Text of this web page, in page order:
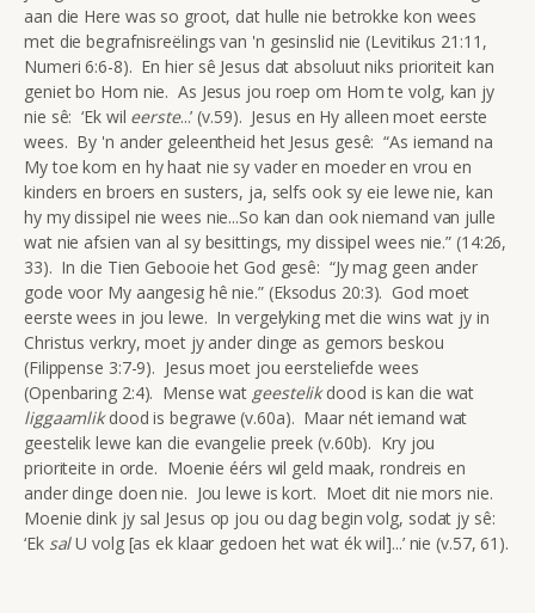
aan die Here was so groot, dat hulle nie betrokke kon wees
met die begrafnisreëlings van 'n gesinslid nie (Levitikus 21:11,
Numeri 6:6-8). En hier sê Jesus dat absoluut niks prioriteit kan
geniet bo Hom nie. As Jesus jou roep om Hom te volg, kan jy
nie sê: ‘Ek wil eerste...’ (v.59). Jesus en Hy alleen moet eerste
wees. By 'n ander geleentheid het Jesus gesê: “As iemand na
My toe kom en hy haat nie sy vader en moeder en vrou en
kinders en broers en susters, ja, selfs ook sy eie lewe nie, kan
hy my dissipel nie wees nie...So kan dan ook niemand van julle
wat nie afsien van al sy besittings, my dissipel wees nie.” (14:26,
33). In die Tien Gebooie het God gesê: “Jy mag geen ander
gode voor My aangesig hê nie.” (Eksodus 20:3). God moet
eerste wees in jou lewe. In vergelyking met die wins wat jy in
Christus verkry, moet jy ander dinge as gemors beskou
(Filippense 3:7-9). Jesus moet jou eersteliefde wees
(Openbaring 2:4). Mense wat geestelikdood is kan die wat
liggaamlikdood is begrawe (v.60a). Maar nét iemand wat
geestelik lewe kan die evangelie preek (v.60b). Kry jou
prioriteite in orde. Moenie éérs wil geld maak, rondreis en
ander dinge doen nie. Jou lewe is kort. Moet dit nie mors nie.
Moenie dink jy sal Jesus op jou ou dag begin volg, sodat jy sê:
‘Ek salU volg [as ek klaar gedoen het wat ék wil]...’ nie (v.57, 61).